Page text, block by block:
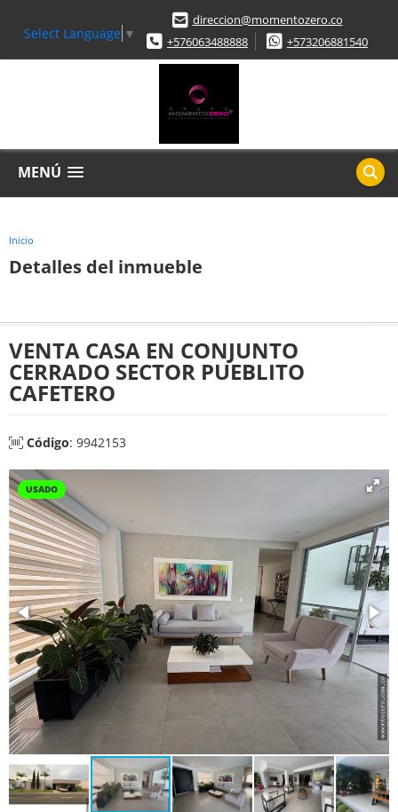
Select Language ▼
direccion@momentozero.co
+576063488888
+573206881540
MENÚ
Inicio
Detalles del inmueble
VENTA CASA EN CONJUNTO
CERRADO SECTOR PUEBLITO
CAFETERO
Código: 9942153
USADO